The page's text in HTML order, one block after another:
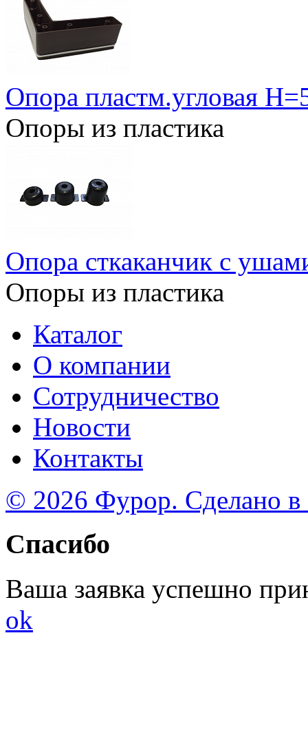
Опора пластм.угловая
Опоры из пластика
Опора сткаканчик с
Опоры из пластика
Каталог
О компании
Сотрудничество
Новости
Контакты
© 2026 Фурор. Сделано в
Спасибо
Ваша заявка успешно
ok